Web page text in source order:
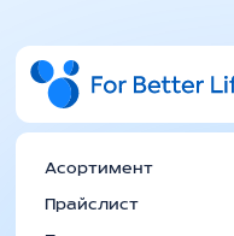
Асортимент
Прайслист